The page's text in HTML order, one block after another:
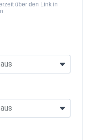
über den Link in